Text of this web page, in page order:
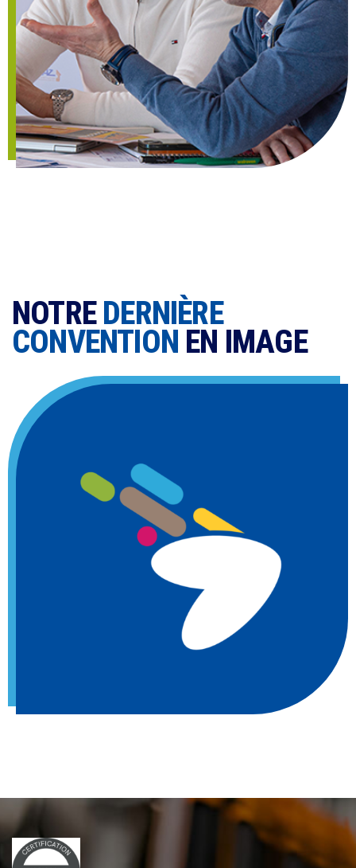
Site :https://www.andrety.fr
NOTREDERNIÈRE
CONVENTION EN IMAGE